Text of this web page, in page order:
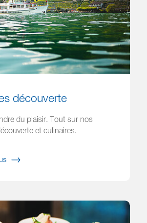
découverte
du plaisir. Tout sur nos
et culinaires.